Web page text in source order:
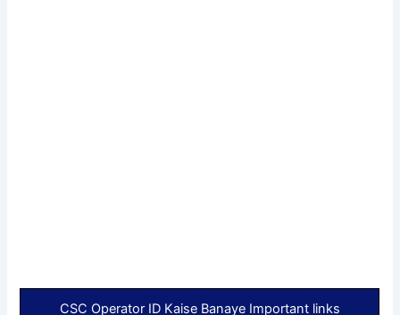
CSC Operator ID Kaise Banaye Important links